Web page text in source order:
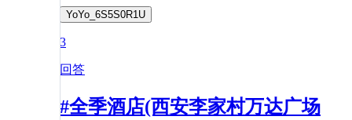
YoYo_6S5S0R1U
3
回答
#全季酒店(西安李家村万达广场